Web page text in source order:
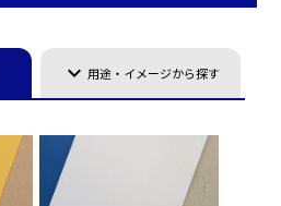
keyboard_arrow_down用途・イメージから探す